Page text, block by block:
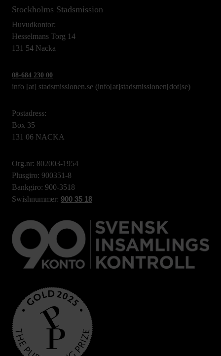
Stockholms Stadsmission
Huvudkontor:
Hesselmans Torg 14
131 54 Nacka
08-684 230 00
info [at] stadsmissionen.se (info[at]stadsmissionen[dot]se)
Postadress:
Box 35
131 06 NACKA
Org.nr: 802003-1954
Plusgiro: 900351-8
Bankgiro: 900-3518
Swishnummer: 900 35 18